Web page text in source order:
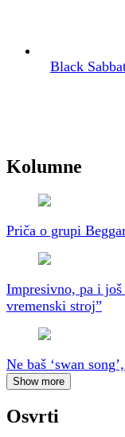
Black
Kolumne
Priča o grupi
Impresivno, pa i
vremenski stroj”
Ne baš ‘swan
Show more
Osvrti